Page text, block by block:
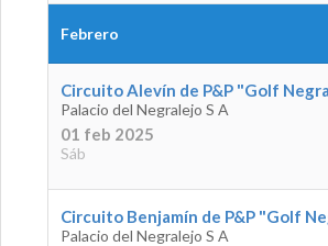
Febrero
Circuito Alevín de P&P "Golf
Palacio del Negralejo S A
01 feb 2025
Sáb
Circuito Benjamín de P&P "Golf
Palacio del Negralejo S A